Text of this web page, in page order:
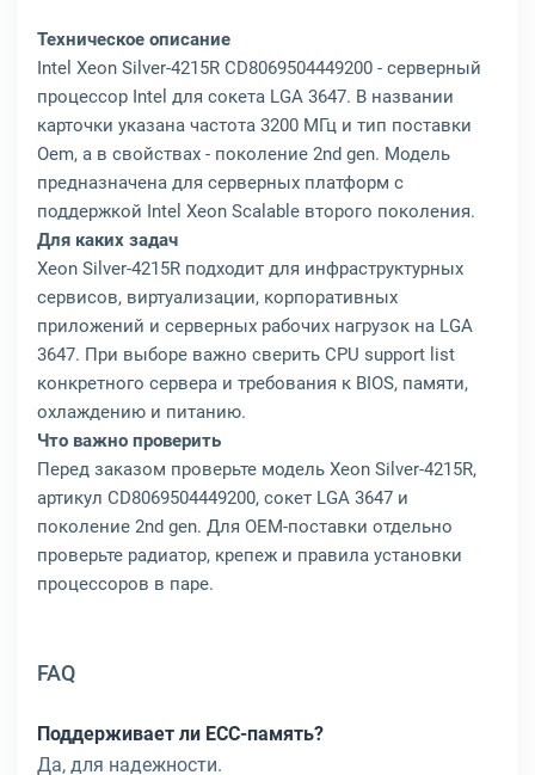
Техническое описание
Intel Xeon Silver-4215R CD8069504449200 - серверный
процессор Intel для сокета LGA 3647. В названии
карточки указана частота 3200 МГц и тип поставки
Oem, а в свойствах - поколение 2nd gen. Модель
предназначена для серверных платформ с
поддержкой Intel Xeon Scalable второго поколения.
Для каких задач
Xeon Silver-4215R подходит для инфраструктурных
сервисов, виртуализации, корпоративных
приложений и серверных рабочих нагрузок на LGA
3647. При выборе важно сверить CPU support list
конкретного сервера и требования к BIOS, памяти,
охлаждению и питанию.
Что важно проверить
Перед заказом проверьте модель Xeon Silver-4215R,
артикул CD8069504449200, сокет LGA 3647 и
поколение 2nd gen. Для OEM-поставки отдельно
проверьте радиатор, крепеж и правила установки
процессоров в паре.
FAQ
Поддерживает ли ECC-память?
Да, для надежности.